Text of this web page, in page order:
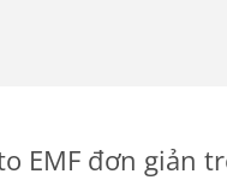
EMF đơn giản